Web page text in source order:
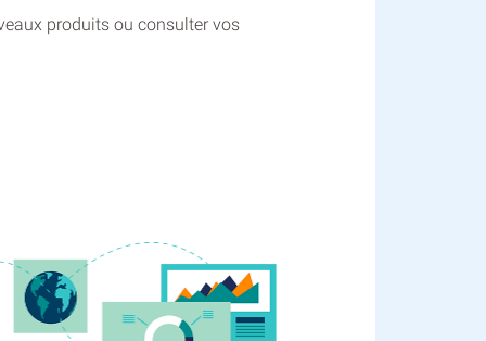
produits ou consulter vos